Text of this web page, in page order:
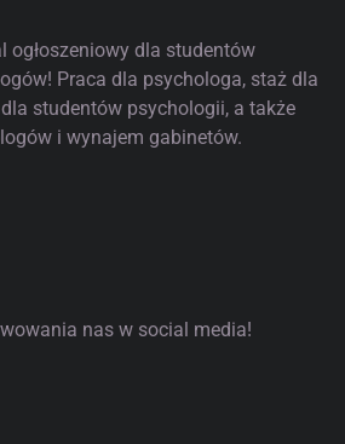
ogłoszeniowy dla studentów
Praca dla psychologa, staż dla
studentów psychologii, a także
i wynajem gabinetów.
nas w social media!